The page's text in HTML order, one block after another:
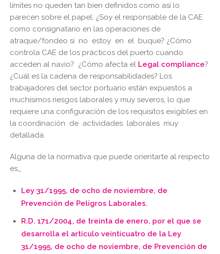
límites no queden tan bien definidos como así lo
parecen sobre el papel: ¿Soy el responsable de la CAE
como consignatario en las operaciones de
atraque/fondeo si no estoy en el buque? ¿Cómo
controla CAE de los prácticos del puerto cuando
acceden al navío? ¿Cómo afecta el Legal compliance?
¿Cuál es la cadena de responsabilidades? Los
trabajadores del sector portuario están expuestos a
muchísimos riesgos laborales y muy severos, lo que
requiere una configuración de los requisitos exigibles en
la coordinación de actividades laborales muy
detallada.
Alguna de la normativa que puede orientarte al respecto
es_
Ley 31/1995, de ocho de noviembre, de
Prevención de Peligros Laborales.
R.D. 171/2004, de treinta de enero, por el que se
desarrolla el artículo veinticuatro de la Ley
31/1995, de ocho de noviembre, de Prevención de